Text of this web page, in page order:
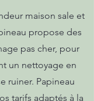
maison sale et
propose des
pas cher, pour
un nettoyage en
ruiner. Papineau
tarifs adaptés à la